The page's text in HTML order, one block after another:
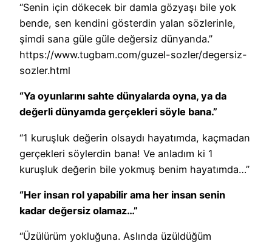
“Senin için dökecek bir damla gözyaşı bile yok
bende, sen kendini gösterdin yalan sözlerinle,
şimdi sana güle güle değersiz dünyanda.”
https://www.tugbam.com/guzel-sozler/degersiz-
sozler.html
“Ya oyunlarını sahte dünyalarda oyna, ya da
değerli dünyamda gerçekleri söyle bana.”
“1 kuruşluk değerin olsaydı hayatımda, kaçmadan
gerçekleri söylerdin bana! Ve anladım ki 1
kuruşluk değerin bile yokmuş benim hayatımda…”
“Her insan rol yapabilir ama her insan senin
kadar değersiz olamaz…”
“Üzülürüm yokluğuna. Aslında üzüldüğüm